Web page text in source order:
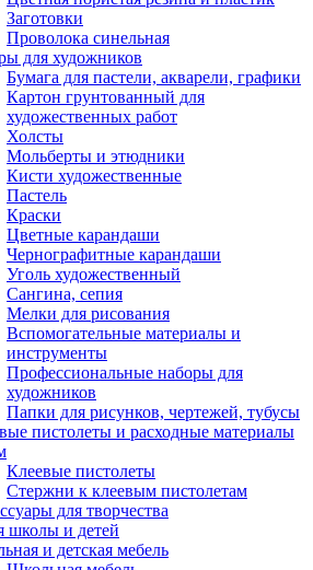
Заготовки
Проволока синельная
для художников
Бумага для пастели, акварели, графики
Картон грунтованный для
художественных работ
Холсты
Мольберты и этюдники
Кисти художественные
Пастель
Краски
Цветные карандаши
Чернографитные карандаши
Уголь художественный
Сангина, сепия
Мелки для рисования
Вспомогательные материалы и
инструменты
Профессиональные наборы для
художников
Папки для рисунков, чертежей, тубусы
пистолеты и расходные материалы
Клеевые пистолеты
Стержни к клеевым пистолетам
для творчества
школы и детей
и детская мебель